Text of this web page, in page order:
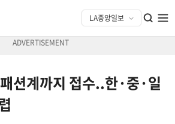
션계까지 접수..한·중·일